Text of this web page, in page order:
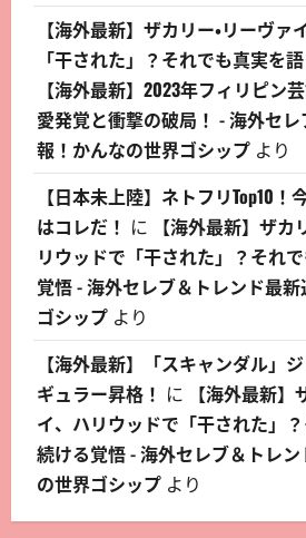
【海外最新】ザカリー・リーヴ
「干された」？それでも真実を
【海外最新】2023年フィリピン
愛発覚と衝撃の破局！ - 海外セ
報！かんなの世界ゴシップ より
【日本未上陸】ネトフリTop10
はコレだ！ に
【海外最新】ザカ
リウッドで「干された」？それ
覚悟 - 海外セレブ＆トレンド最
ゴシップ より
【海外最新】「スキャンダル」
ギュラー昇格！ に
【海外最新】
イ、ハリウッドで「干された」
続ける覚悟 - 海外セレブ＆トレ
の世界ゴシップ より